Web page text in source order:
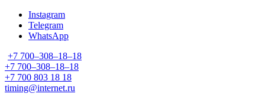
Instagram
Telegram
WhatsApp
+7 700‒308‒18‒18
+7 700‒308‒18‒18
+7 700 803 18 18
timing@internet.ru